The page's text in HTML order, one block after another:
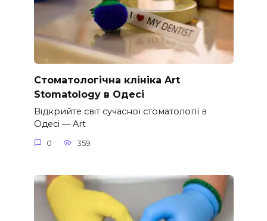
Стоматологічна клініка Art
Stomatology в Одесі
Відкрийте світ сучасної стоматології в
Одесі — Art
0 359